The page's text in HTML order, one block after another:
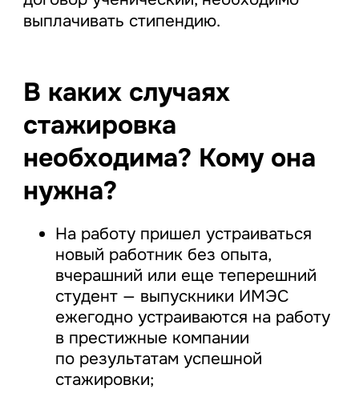
выплачивать стипендию.
В каких случаях
стажировка
необходима? Кому она
нужна?
На работу пришел устраиваться
новый работник без опыта,
вчерашний или еще теперешний
студент — выпускники ИМЭС
ежегодно устраиваются на работу
в престижные компании
по результатам успешной
стажировки;